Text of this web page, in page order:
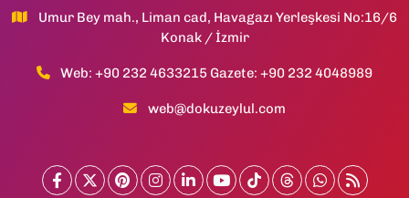
Umur Bey mah., Liman cad, Havagazı Yerleşkesi No:16/6
Konak / İzmir
Web: +90 232 4633215 Gazete: +90 232 4048989
web@dokuzeylul.com